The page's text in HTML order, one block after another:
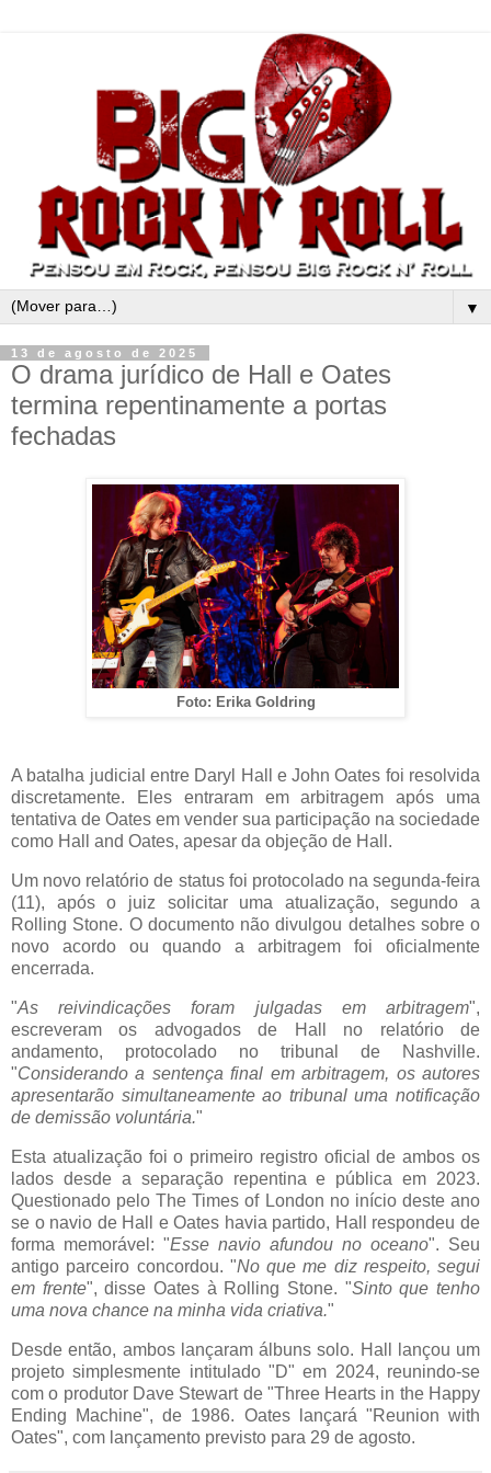
▼
13 de agosto de 2025
O drama jurídico de Hall e Oates
termina repentinamente a portas
fechadas
Foto: Erika Goldring
A batalha judicial entre Daryl Hall e JohnOates foi resolvida
discretamente. Eles entraram em arbitragem após uma
tentativa de Oates em vender sua participação na sociedade
como Hall and Oates, apesar da objeção de Hall.
Um novo relatório de status foi protocolado na segunda-feira
(11), após o juiz solicitar uma atualização, segundo a
Rolling Stone. O documento não divulgou detalhes sobre o
novo acordo ou quando a arbitragem foi oficialmente
encerrada.
"As reivindicações foram julgadas em arbitragem",
escreveram os advogados de Hall no relatório de
andamento, protocolado no tribunal de Nashville.
"Considerando a sentença final em arbitragem, os autores
apresentarão simultaneamente ao tribunal uma notificação
de demissão voluntária."
Esta atualização foi o primeiro registro oficial de ambos os
lados desde a separação repentina e pública em 2023.
Questionado pelo The Times of London no início deste ano
se o navio de Hall eOates havia partido, Hall respondeu de
forma memorável: "Esse navio afundou no oceano". Seu
antigo parceiro concordou. "No que me diz respeito, segui
em frente", disseOates à Rolling Stone. "Sinto que tenho
uma nova chance na minha vida criativa."
Desde então, ambos lançaram álbuns solo. Hall lançou um
projeto simplesmente intitulado "D" em 2024, reunindo-se
com o produtor Dave Stewart de "Three Hearts in the Happy
Ending
Machine", de 1986. Oateslançará "Reunionwith
Oates", com lançamento previsto para 29 de agosto.